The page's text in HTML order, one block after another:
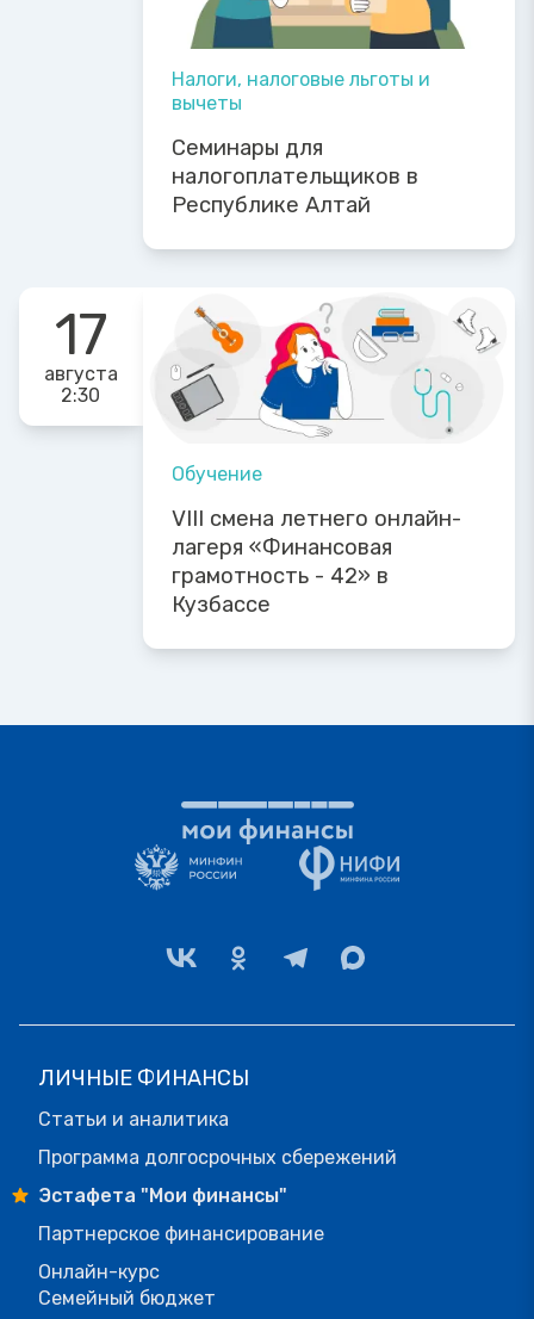
Налоги, налоговые льготы и
вычеты
Семинары для
налогоплательщиков в
Республике Алтай
17
августа
2:30
Обучение
VIII смена летнего онлайн-
лагеря «Финансовая
грамотность - 42» в
Кузбассе
ЛИЧНЫЕ ФИНАНСЫ
Статьи и аналитика
Программа долгосрочных сбережений
Эстафета "Мои финансы"
Партнерское финансирование
Онлайн-курс
Семейный бюджет